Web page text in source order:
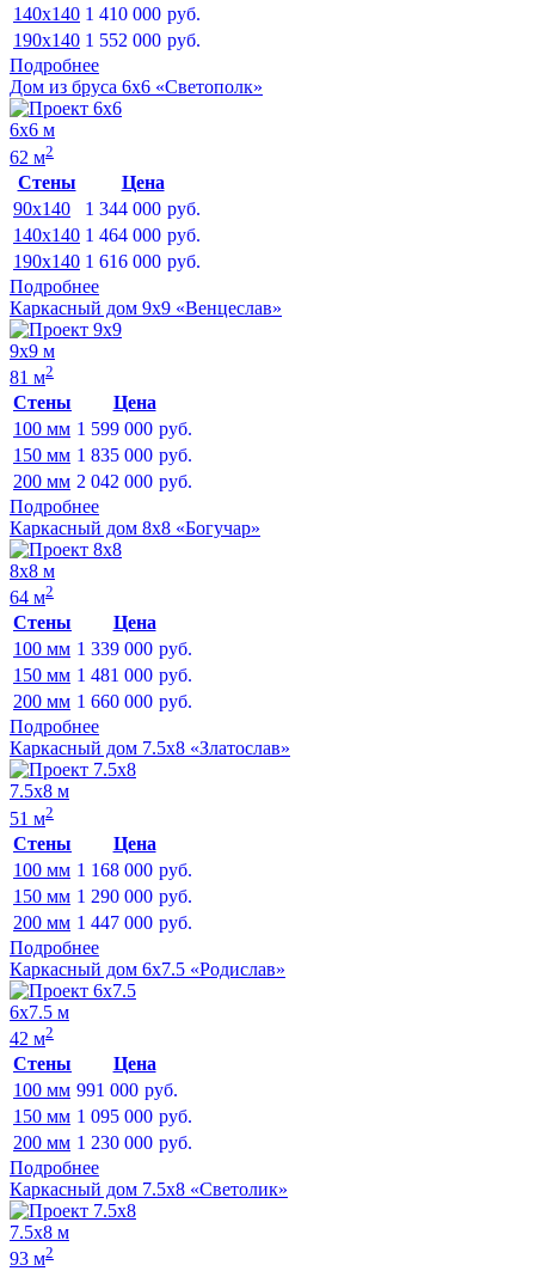
140x140 1 410 000 руб.
190x140 1 552 000 руб.
Подробнее
Дом из бруса 6х6 «Светополк»
6х6 м
62 м2
Стены
Цена
90x140
1 344 000 руб.
140x140 1 464 000 руб.
190x140 1 616 000 руб.
Подробнее
Каркасный дом 9х9 «Венцеслав»
9х9 м
81 м2
Стены
Цена
100 мм 1 599 000 руб.
150 мм 1 835 000 руб.
200 мм 2 042 000 руб.
Подробнее
Каркасный дом 8х8 «Богучар»
8х8 м
64 м2
Стены
Цена
100 мм 1 339 000 руб.
150 мм 1 481 000 руб.
200 мм 1 660 000 руб.
Подробнее
Каркасный дом 7.5х8 «Златослав»
7.5х8 м
51 м2
Стены
Цена
100 мм 1 168 000 руб.
150 мм 1 290 000 руб.
200 мм 1 447 000 руб.
Подробнее
Каркасный дом 6х7.5 «Родислав»
6х7.5 м
42 м2
Стены
Цена
100 мм 991 000 руб.
150 мм 1 095 000 руб.
200 мм 1 230 000 руб.
Подробнее
Каркасный дом 7.5х8 «Светолик»
7.5х8 м
93 м2